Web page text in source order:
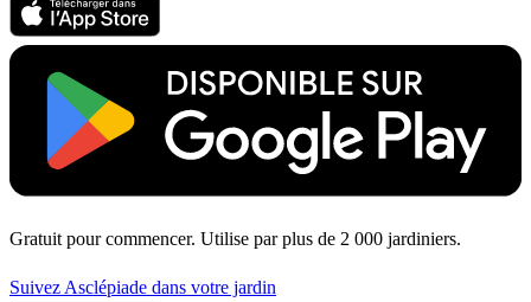
Gratuit pour commencer. Utilise par plus de 2 000 jardiniers.
Suivez Asclépiade dans votre jardin